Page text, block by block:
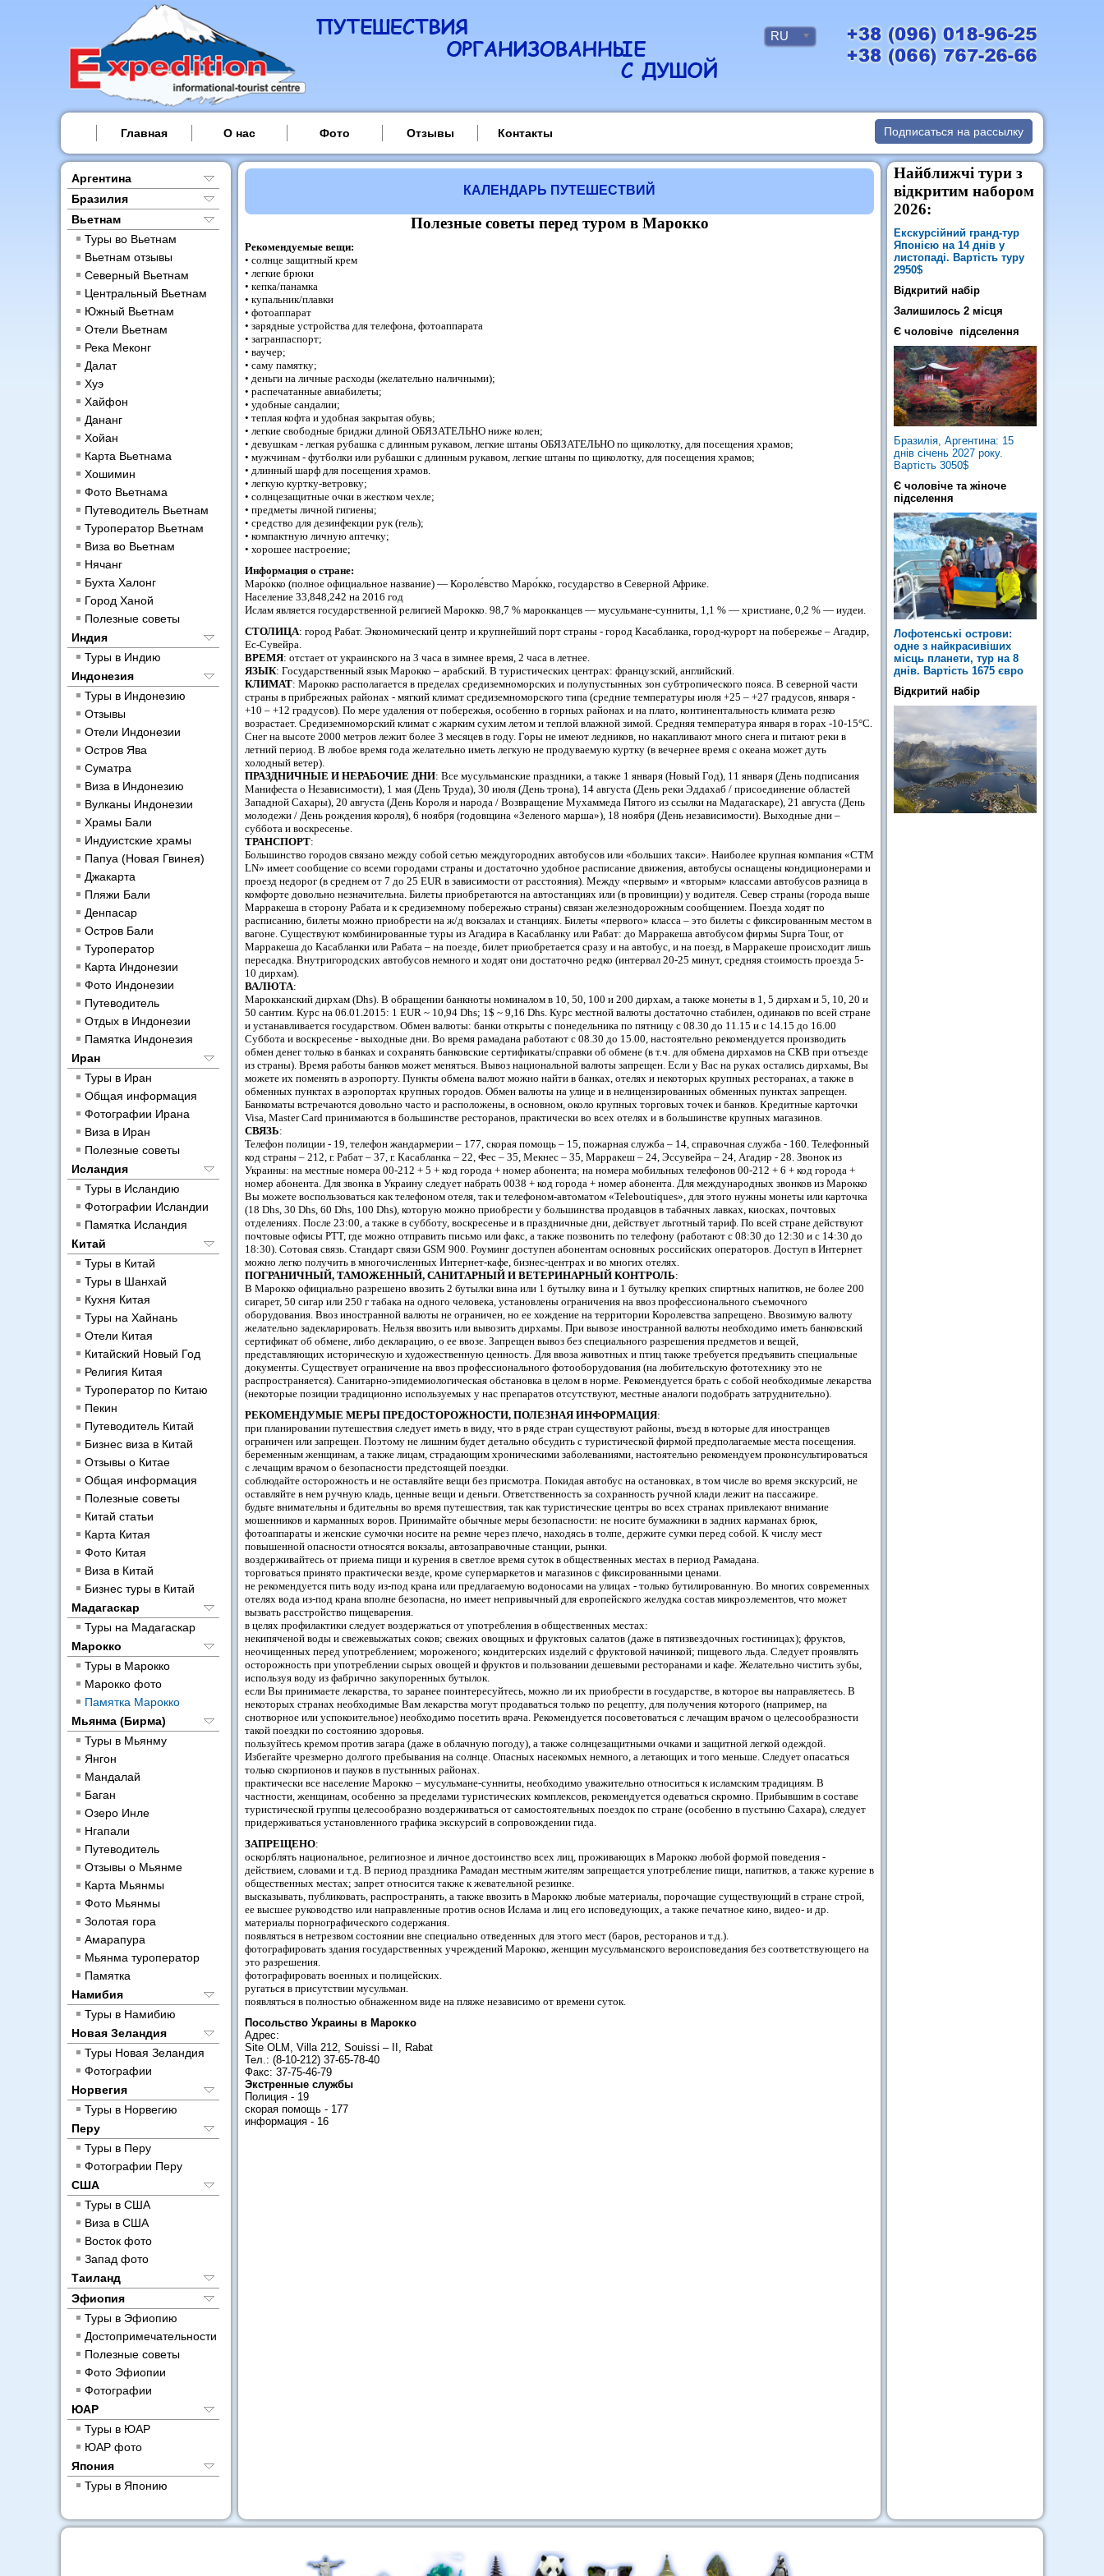
RU
Главная О нас Фото Отзывы Контакты Подписаться на рассылку
Аргентина
Бразилия
Вьетнам
Туры во Вьетнам
Вьетнам отзывы
Северный Вьетнам
Центральный Вьетнам
Южный Вьетнам
Отели Вьетнам
Река Меконг
Далат
Хуэ
Хайфон
Дананг
Хойан
Карта Вьетнама
Хошимин
Фото Вьетнама
Путеводитель Вьетнам
Туроператор Вьетнам
Виза во Вьетнам
Нячанг
Бухта Халонг
Город Ханой
Полезные советы
Индия
Туры в Индию
Индонезия
Туры в Индонезию
Отзывы
Отели Индонезии
Остров Ява
Суматра
Виза в Индонезию
Вулканы Индонезии
Храмы Бали
Индуистские храмы
Папуа (Новая Гвинея)
Джакарта
Пляжи Бали
Денпасар
Остров Бали
Туроператор
Карта Индонезии
Фото Индонезии
Путеводитель
Отдых в Индонезии
Памятка Индонезия
Иран
Туры в Иран
Общая информация
Фотографии Ирана
Виза в Иран
Полезные советы
Исландия
Туры в Исландию
Фотографии Исландии
Памятка Исландия
Китай
Туры в Китай
Туры в Шанхай
Кухня Китая
Туры на Хайнань
Отели Китая
Китайский Новый Год
Религия Китая
Туроператор по Китаю
Пекин
Путеводитель Китай
Бизнес виза в Китай
Отзывы о Китае
Общая информация
Полезные советы
Китай статьи
Карта Китая
Фото Китая
Виза в Китай
Бизнес туры в Китай
Мадагаскар
Туры на Мадагаскар
Марокко
Туры в Марокко
Марокко фото
Памятка Марокко
Мьянма (Бирма)
Туры в Мьянму
Янгон
Мандалай
Баган
Озеро Инле
Нгапали
Путеводитель
Отзывы о Мьянме
Карта Мьянмы
Фото Мьянмы
Золотая гора
Амарапура
Мьянма туроператор
Памятка
Намибия
Туры в Намибию
Новая Зеландия
Туры Новая Зеландия
Фотографии
Норвегия
Туры в Норвегию
Перу
Туры в Перу
Фотографии Перу
США
Туры в США
Виза в США
Восток фото
Запад фото
Таиланд
Эфиопия
Туры в Эфиопию
Достопримечательности
Полезные советы
Фото Эфиопии
Фотографии
ЮАР
Туры в ЮАР
ЮАР фото
Япония
Туры в Японию
КАЛЕНДАРЬ ПУТЕШЕСТВИЙ
Полезные советы перед туром в Марокко
Рекомендуемые вещи:
• солнце защитный крем
• легкие брюки
• кепка/панамка
• купальник/плавки
• фотоаппарат
• зарядные устройства для телефона, фотоаппарата
• загранпаспорт;
• ваучер;
• саму памятку;
• деньги на личные расходы (желательно наличными);
• распечатанные авиабилеты;
• удобные сандалии;
• теплая кофта и удобная закрытая обувь;
• легкие свободные бриджи длиной ОБЯЗАТЕЛЬНО ниже колен;
• девушкам - легкая рубашка с длинным рукавом, легкие штаны ОБЯЗАТЕЛЬНО по щиколотку, для посещения храмов;
• мужчинам - футболки или рубашки с длинным рукавом, легкие штаны по щиколотку, для посещения храмов;
• длинный шарф для посещения храмов.
• легкую куртку-ветровку;
• солнцезащитные очки в жестком чехле;
• предметы личной гигиены;
• средство для дезинфекции рук (гель);
• компактную личную аптечку;
• хорошее настроение;
Информация о стране:
Маро́кко (полное официальное название) — Короле́вство Маро́кко, государство в Северной Африке.
Население 33,848,242 на 2016 год
Ислам является государственной религией Марокко. 98,7 % марокканцев — мусульмане-сунниты, 1,1 % — христиане, 0,2 % — иудеи.
СТОЛИЦА: город Рабат. Экономический центр и крупнейший порт страны - город Касабланка, город-курорт на побережье – Агадир,
Ес-Сувейра.
ВРЕМЯ: отстает от украинского на 3 часа в зимнее время, 2 часа в летнее.
ЯЗЫК: Государственный язык Марокко – арабский. В туристических центрах: французский, английский.
КЛИМАТ: Марокко располагается в пределах средиземноморских и полупустынных зон субтропического пояса. В северной части
страны в прибрежных районах - мягкий климат средиземноморского типа (средние температуры июля +25 – +27 градусов, января -
+10 – +12 градусов). По мере удаления от побережья, особенно в горных районах и на плато, континентальность климата резко
возрастает. Средиземноморский климат с жарким сухим летом и теплой влажной зимой. Средняя температура января в горах -10-15°С.
Снег на высоте 2000 метров лежит более 3 месяцев в году. Горы не имеют ледников, но накапливают много снега и питают реки в
летний период. В любое время года желательно иметь легкую не продуваемую куртку (в вечернее время с океана может дуть
холодный ветер).
ПРАЗДНИЧНЫЕ И НЕРАБОЧИЕ ДНИ: Все мусульманские праздники, а также 1 января (Новый Год), 11 января (День подписания
Манифеста о Независимости), 1 мая (День Труда), 30 июля (День трона), 14 августа (День реки Эддахаб / присоединение областей
Западной Сахары), 20 августа (День Короля и народа / Возвращение Мухаммеда Пятого из ссылки на Мадагаскаре), 21 августа (День
молодежи / День рождения короля), 6 ноября (годовщина «Зеленого марша»), 18 ноября (День независимости). Выходные дни –
суббота и воскресенье.
ТРАНСПОРТ:
Большинство городов связано между собой сетью междугородних автобусов или «больших такси». Наиболее крупная компания «CTM
LN» имеет сообщение со всеми городами страны и достаточно удобное расписание движения, автобусы оснащены кондиционерами и
проезд недорог (в среднем от 7 до 25 EUR в зависимости от расстояния). Между «первым» и «вторым» классами автобусов разница в
комфорте довольно незначительна. Билеты приобретаются на автостанциях или (в провинции) у водителя. Север страны (города выше
Марракеша в сторону Рабата и к средиземному побережью страны) связан железнодорожным сообщением. Поезда ходят по
расписанию, билеты можно приобрести на ж/д вокзалах и станциях. Билеты «первого» класса – это билеты с фиксированным местом в
вагоне. Существуют комбинированные туры из Агадира в Касабланку или Рабат: до Марракеша автобусом фирмы Supra Tour, от
Марракеша до Касабланки или Рабата – на поезде, билет приобретается сразу и на автобус, и на поезд, в Марракеше происходит лишь
пересадка. Внутригородских автобусов немного и ходят они достаточно редко (интервал 20-25 минут, средняя стоимость проезда 5-
10 дирхам).
ВАЛЮТА:
Марокканский дирхам (Dhs). В обращении банкноты номиналом в 10, 50, 100 и 200 дирхам, а также монеты в 1, 5 дирхам и 5, 10, 20 и
50 сантим. Курс на 06.01.2015: 1 EUR ~ 10,94 Dhs; 1$ ~ 9,16 Dhs. Курс местной валюты достаточно стабилен, одинаков по всей стране
и устанавливается государством. Обмен валюты: банки открыты с понедельника по пятницу с 08.30 до 11.15 и с 14.15 до 16.00
Суббота и воскресенье - выходные дни. Во время рамадана работают с 08.30 до 15.00, настоятельно рекомендуется производить
обмен денег только в банках и сохранять банковские сертификаты/справки об обмене (в т.ч. для обмена дирхамов на СКВ при отъезде
из страны). Время работы банков может меняться. Вывоз национальной валюты запрещен. Если у Вас на руках остались дирхамы, Вы
можете их поменять в аэропорту. Пункты обмена валют можно найти в банках, отелях и некоторых крупных ресторанах, а также в
обменных пунктах в аэропортах крупных городов. Обмен валюты на улице и в нелицензированных обменных пунктах запрещен.
Банкоматы встречаются довольно часто и расположены, в основном, около крупных торговых точек и банков. Кредитные карточки
Visa, Master Card принимаются в большинстве ресторанов, практически во всех отелях и в большинстве крупных магазинов.
СВЯЗЬ:
Телефон полиции - 19, телефон жандармерии – 177, скорая помощь – 15, пожарная служба – 14, справочная служба - 160. Телефонный
код страны – 212, г. Рабат – 37, г. Касабланка – 22, Фес – 35, Мекнес – 35, Марракеш – 24, Эссувейра – 24, Агадир - 28. Звонок из
Украины: на местные номера 00-212 + 5 + код города + номер абонента; на номера мобильных телефонов 00-212 + 6 + код города +
номер абонента. Для звонка в Украину следует набрать 0038 + код города + номер абонента. Для международных звонков из Марокко
Вы можете воспользоваться как телефоном отеля, так и телефоном-автоматом «Teleboutiques», для этого нужны монеты или карточка
(18 Dhs, 30 Dhs, 60 Dhs, 100 Dhs), которую можно приобрести у большинства продавцов в табачных лавках, киосках, почтовых
отделениях. После 23:00, а также в субботу, воскресенье и в праздничные дни, действует льготный тариф. По всей стране действуют
почтовые офисы PTT, где можно отправить письмо или факс, а также позвонить по телефону (работают с 08:30 до 12:30 и с 14:30 до
18:30). Сотовая связь. Стандарт связи GSM 900. Роуминг доступен абонентам основных российских операторов. Доступ в Интернет
можно легко получить в многочисленных Интернет-кафе, бизнес-центрах и во многих отелях.
ПОГРАНИЧНЫЙ, ТАМОЖЕННЫЙ, САНИТАРНЫЙ И ВЕТЕРИНАРНЫЙ КОНТРОЛЬ:
В Марокко официально разрешено ввозить 2 бутылки вина или 1 бутылку вина и 1 бутылку крепких спиртных напитков, не более 200
сигарет, 50 сигар или 250 г табака на одного человека, установлены ограничения на ввоз профессионального съемочного
оборудования. Ввоз иностранной валюты не ограничен, но ее хождение на территории Королевства запрещено. Ввозимую валюту
желательно задекларировать. Нельзя ввозить или вывозить дирхамы. При вывозе иностранной валюты необходимо иметь банковский
сертификат об обмене, либо декларацию, о ее ввозе. Запрещен вывоз без специального разрешения предметов и вещей,
представляющих историческую и художественную ценность. Для ввоза животных и птиц также требуется предъявить специальные
документы. Существует ограничение на ввоз профессионального фотооборудования (на любительскую фототехнику это не
распространяется). Санитарно-эпидемиологическая обстановка в целом в норме. Рекомендуется брать с собой необходимые лекарства
(некоторые позиции традиционно используемых у нас препаратов отсутствуют, местные аналоги подобрать затруднительно).
РЕКОМЕНДУМЫЕ МЕРЫ ПРЕДОСТОРОЖНОСТИ, ПОЛЕЗНАЯ ИНФОРМАЦИЯ:
при планировании путешествия следует иметь в виду, что в ряде стран существуют районы, въезд в которые для иностранцев
ограничен или запрещен. Поэтому не лишним будет детально обсудить с туристической фирмой предполагаемые места посещения.
беременным женщинам, а также лицам, страдающим хроническими заболеваниями, настоятельно рекомендуем проконсультироваться
с лечащим врачом о безопасности предстоящей поездки.
соблюдайте осторожность и не оставляйте вещи без присмотра. Покидая автобус на остановках, в том числе во время экскурсий, не
оставляйте в нем ручную кладь, ценные вещи и деньги. Ответственность за сохранность ручной клади лежит на пассажире.
будьте внимательны и бдительны во время путешествия, так как туристические центры во всех странах привлекают внимание
мошенников и карманных воров. Принимайте обычные меры безопасности: не носите бумажники в задних карманах брюк,
фотоаппараты и женские сумочки носите на ремне через плечо, находясь в толпе, держите сумки перед собой. К числу мест
повышенной опасности относятся вокзалы, автозаправочные станции, рынки.
воздерживайтесь от приема пищи и курения в светлое время суток в общественных местах в период Рамадана.
торговаться принято практически везде, кроме супермаркетов и магазинов с фиксированными ценами.
не рекомендуется пить воду из-под крана или предлагаемую водоносами на улицах - только бутилированную. Во многих современных
отелях вода из-под крана вполне безопасна, но имеет непривычный для европейского желудка состав микроэлементов, что может
вызвать расстройство пищеварения.
в целях профилактики следует воздержаться от употребления в общественных местах:
некипяченой воды и свежевыжатых соков; свежих овощных и фруктовых салатов (даже в пятизвездочных гостиницах); фруктов,
неочищенных перед употреблением; мороженого; кондитерских изделий с фруктовой начинкой; пищевого льда. Следует проявлять
осторожность при употреблении сырых овощей и фруктов и пользовании дешевыми ресторанами и кафе. Желательно чистить зубы,
используя воду из фабрично закупоренных бутылок.
если Вы принимаете лекарства, то заранее поинтересуйтесь, можно ли их приобрести в государстве, в которое вы направляетесь. В
некоторых странах необходимые Вам лекарства могут продаваться только по рецепту, для получения которого (например, на
снотворное или успокоительное) необходимо посетить врача. Рекомендуется посоветоваться с лечащим врачом о целесообразности
такой поездки по состоянию здоровья.
пользуйтесь кремом против загара (даже в облачную погоду), а также солнцезащитными очками и защитной легкой одеждой.
Избегайте чрезмерно долгого пребывания на солнце. Опасных насекомых немного, а летающих и того меньше. Следует опасаться
только скорпионов и пауков в пустынных районах.
практически все население Марокко – мусульмане-сунниты, необходимо уважительно относиться к исламским традициям. В
частности, женщинам, особенно за пределами туристических комплексов, рекомендуется одеваться скромно. Прибывшим в составе
туристической группы целесообразно воздерживаться от самостоятельных поездок по стране (особенно в пустыню Сахара), следует
придерживаться установленного графика экскурсий в сопровождении гида.
ЗАПРЕЩЕНО:
оскорблять национальное, религиозное и личное достоинство всех лиц, проживающих в Марокко любой формой поведения -
действием, словами и т.д. В период праздника Рамадан местным жителям запрещается употребление пищи, напитков, а также курение в
общественных местах; запрет относится также к жевательной резинке.
высказывать, публиковать, распространять, а также ввозить в Марокко любые материалы, порочащие существующий в стране строй,
ее высшее руководство или направленные против основ Ислама и лиц его исповедующих, а также печатное кино, видео- и др.
материалы порнографического содержания.
появляться в нетрезвом состоянии вне специально отведенных для этого мест (баров, ресторанов и т.д.).
фотографировать здания государственных учреждений Марокко, женщин мусульманского вероисповедания без соответствующего на
это разрешения.
фотографировать военных и полицейских.
ругаться в присутствии мусульман.
появляться в полностью обнаженном виде на пляже независимо от времени суток.
Посольство Украины в Марокко
Адрес:
Site OLM, Villa 212, Souissi – II, Rabat
Тел.: (8-10-212) 37-65-78-40
Факс: 37-75-46-79
Экстренные службы
Полиция - 19
скорая помощь - 177
информация - 16
Найближчі тури з
відкритим набором
2026:
Екскурсійний гранд-тур
Японією на 14 днів у
листопаді. Вартість туру
2950$
Відкритий набір
Залишилось 2 місця
Є чоловіче підселення
Бразилія, Аргентина: 15
днів січень 2027 року.
Вартість 3050$
Є чоловіче та жіноче
підселення
Лофотенські острови:
одне з найкрасивіших
місць планети, тур на 8
днів. Вартість 1675 євро
Відкритий набір